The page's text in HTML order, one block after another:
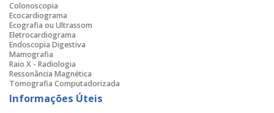
Colonoscopia
Ecocardiograma
Ecografia ou Ultrassom
Eletrocardiograma
Endoscopia Digestiva
Mamografia
Raio X - Radiologia
Ressonância Magnética
Tomografia Computadorizada
Informações Úteis